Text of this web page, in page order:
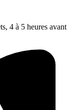
4 à 5 heures avant